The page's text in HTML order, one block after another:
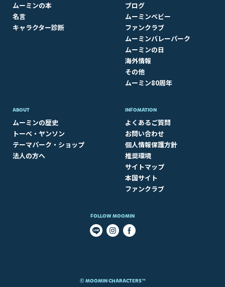
ムーミンの本
名言
キャラクター診断
ブログ
ムーミンベビー
ファンクラブ
ムーミンバレーパーク
ムーミンの日
海外情報
その他
ムーミン80周年
ABOUT​
ムーミンの歴史
トーベ・ヤンソン
テーマパーク・ショップ
法人の方へ
INFOMATION
よくあるご質問
お問い合わせ
個人情報保護方針
推奨環境
サイトマップ
本国サイト
ファンクラブ
FOLLOW MOOMIN
© MOOMIN CHARACTERS™​